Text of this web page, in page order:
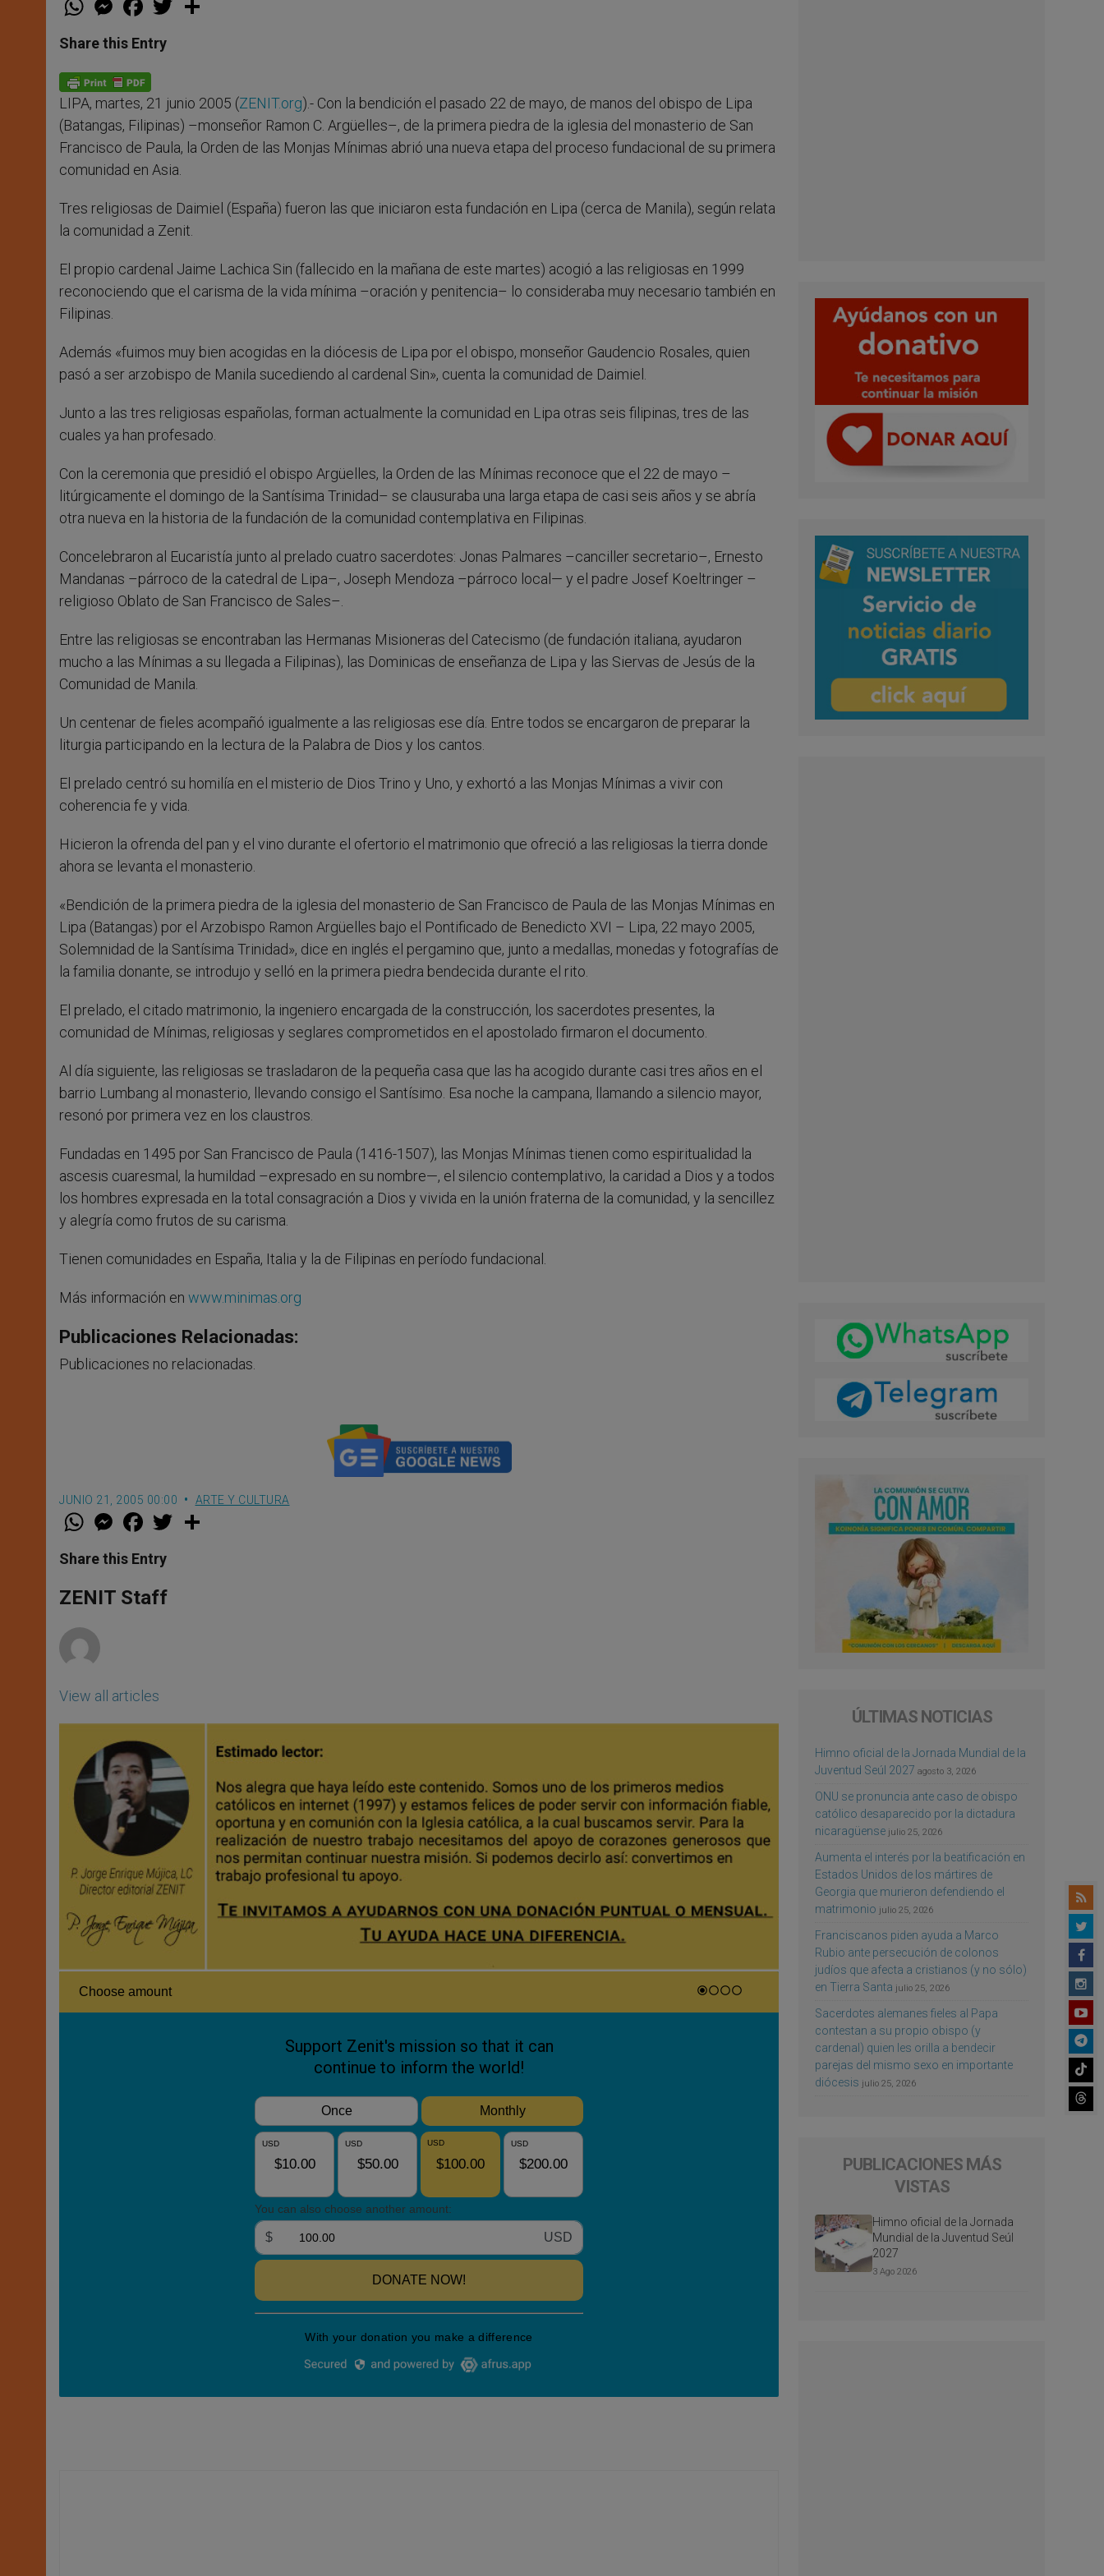
t
s
p
p
e
s
e
g
e
r
a
e
b
o
k
w
Share this Entry
LIPA, martes, 21 junio 2005 (ZENIT.org).- Con la bendición el pasado 22 de mayo, de manos del obispo de Lipa
(Batangas, Filipinas) –monseñor Ramon C. Argüelles–, de la primera piedra de la iglesia del monasterio de San
Francisco de Paula, la Orden de las Monjas Mínimas abrió una nueva etapa del proceso fundacional de su primera
comunidad en Asia.
Tres religiosas de Daimiel (España) fueron las que iniciaron esta fundación en Lipa (cerca de Manila), según relata
la comunidad a Zenit.
El propio cardenal Jaime Lachica Sin (fallecido en la mañana de este martes) acogió a las religiosas en 1999
reconociendo que el carisma de la vida mínima –oración y penitencia– lo consideraba muy necesario también en
Filipinas.
Además «fuimos muy bien acogidas en la diócesis de Lipa por el obispo, monseñor Gaudencio Rosales, quien
pasó a ser arzobispo de Manila sucediendo al cardenal Sin», cuenta la comunidad de Daimiel.
Junto a las tres religiosas españolas, forman actualmente la comunidad en Lipa otras seis filipinas, tres de las
cuales ya han profesado.
Con la ceremonia que presidió el obispo Argüelles, la Orden de las Mínimas reconoce que el 22 de mayo –
litúrgicamente el domingo de la Santísima Trinidad– se clausuraba una larga etapa de casi seis años y se abría
otra nueva en la historia de la fundación de la comunidad contemplativa en Filipinas.
Concelebraron al Eucaristía junto al prelado cuatro sacerdotes: Jonas Palmares –canciller secretario–, Ernesto
Mandanas –párroco de la catedral de Lipa–, Joseph Mendoza –párroco local— y el padre Josef Koeltringer –
religioso Oblato de San Francisco de Sales–.
Entre las religiosas se encontraban las Hermanas Misioneras del Catecismo (de fundación italiana, ayudaron
mucho a las Mínimas a su llegada a Filipinas), las Dominicas de enseñanza de Lipa y las Siervas de Jesús de la
Comunidad de Manila.
Un centenar de fieles acompañó igualmente a las religiosas ese día. Entre todos se encargaron de preparar la
liturgia participando en la lectura de la Palabra de Dios y los cantos.
El prelado centró su homilía en el misterio de Dios Trino y Uno, y exhortó a las Monjas Mínimas a vivir con
coherencia fe y vida.
Hicieron la ofrenda del pan y el vino durante el ofertorio el matrimonio que ofreció a las religiosas la tierra donde
ahora se levanta el monasterio.
«Bendición de la primera piedra de la iglesia del monasterio de San Francisco de Paula de las Monjas Mínimas en
Lipa (Batangas) por el Arzobispo Ramon Argüelles bajo el Pontificado de Benedicto XVI – Lipa, 22 mayo 2005,
Solemnidad de la Santísima Trinidad», dice en inglés el pergamino que, junto a medallas, monedas y fotografías de
la familia donante, se introdujo y selló en la primera piedra bendecida durante el rito.
El prelado, el citado matrimonio, la ingeniero encargada de la construcción, los sacerdotes presentes, la
comunidad de Mínimas, religiosas y seglares comprometidos en el apostolado firmaron el documento.
Al día siguiente, las religiosas se trasladaron de la pequeña casa que las ha acogido durante casi tres años en el
barrio Lumbang al monasterio, llevando consigo el Santísimo. Esa noche la campana, llamando a silencio mayor,
resonó por primera vez en los claustros.
Fundadas en 1495 por San Francisco de Paula (1416-1507), las Monjas Mínimas tienen como espiritualidad la
ascesis cuaresmal, la humildad –expresado en su nombre—, el silencio contemplativo, la caridad a Dios y a todos
los hombres expresada en la total consagración a Dios y vivida en la unión fraterna de la comunidad, y la sencillez
y alegría como frutos de su carisma.
Tienen comunidades en España, Italia y la de Filipinas en período fundacional.
Más información en www.minimas.org
Publicaciones Relacionadas:
Publicaciones no relacionadas.
JUNIO 21, 2005 00:00 ARTE Y CULTURA
W
t
s
p
p
M
e
s
e
g
e
F
a
e
b
o
k
w
Share this Entry
ZENIT Staff
View all articles
ÚLTIMAS NOTICIAS
Himno oficial de la Jornada Mundial de la
Juventud Seúl 2027 agosto 3, 2026
ONU se pronuncia ante caso de obispo
católico desaparecido por la dictadura
nicaragüense julio 25, 2026
Aumenta el interés por la beatificación en
Estados Unidos de los mártires de
Georgia que murieron defendiendo el
matrimonio julio 25, 2026
Franciscanos piden ayuda a Marco
Rubio ante persecución de colonos
judíos que afecta a cristianos (y no sólo)
en Tierra Santa julio 25, 2026
Sacerdotes alemanes fieles al Papa
contestan a su propio obispo (y
cardenal) quien les orilla a bendecir
parejas del mismo sexo en importante
diócesis julio 25, 2026
PUBLICACIONES MÁS
VISTAS
Himno oficial de la Jornada
Mundial de la Juventud Seúl
2027
3 Ago 2026